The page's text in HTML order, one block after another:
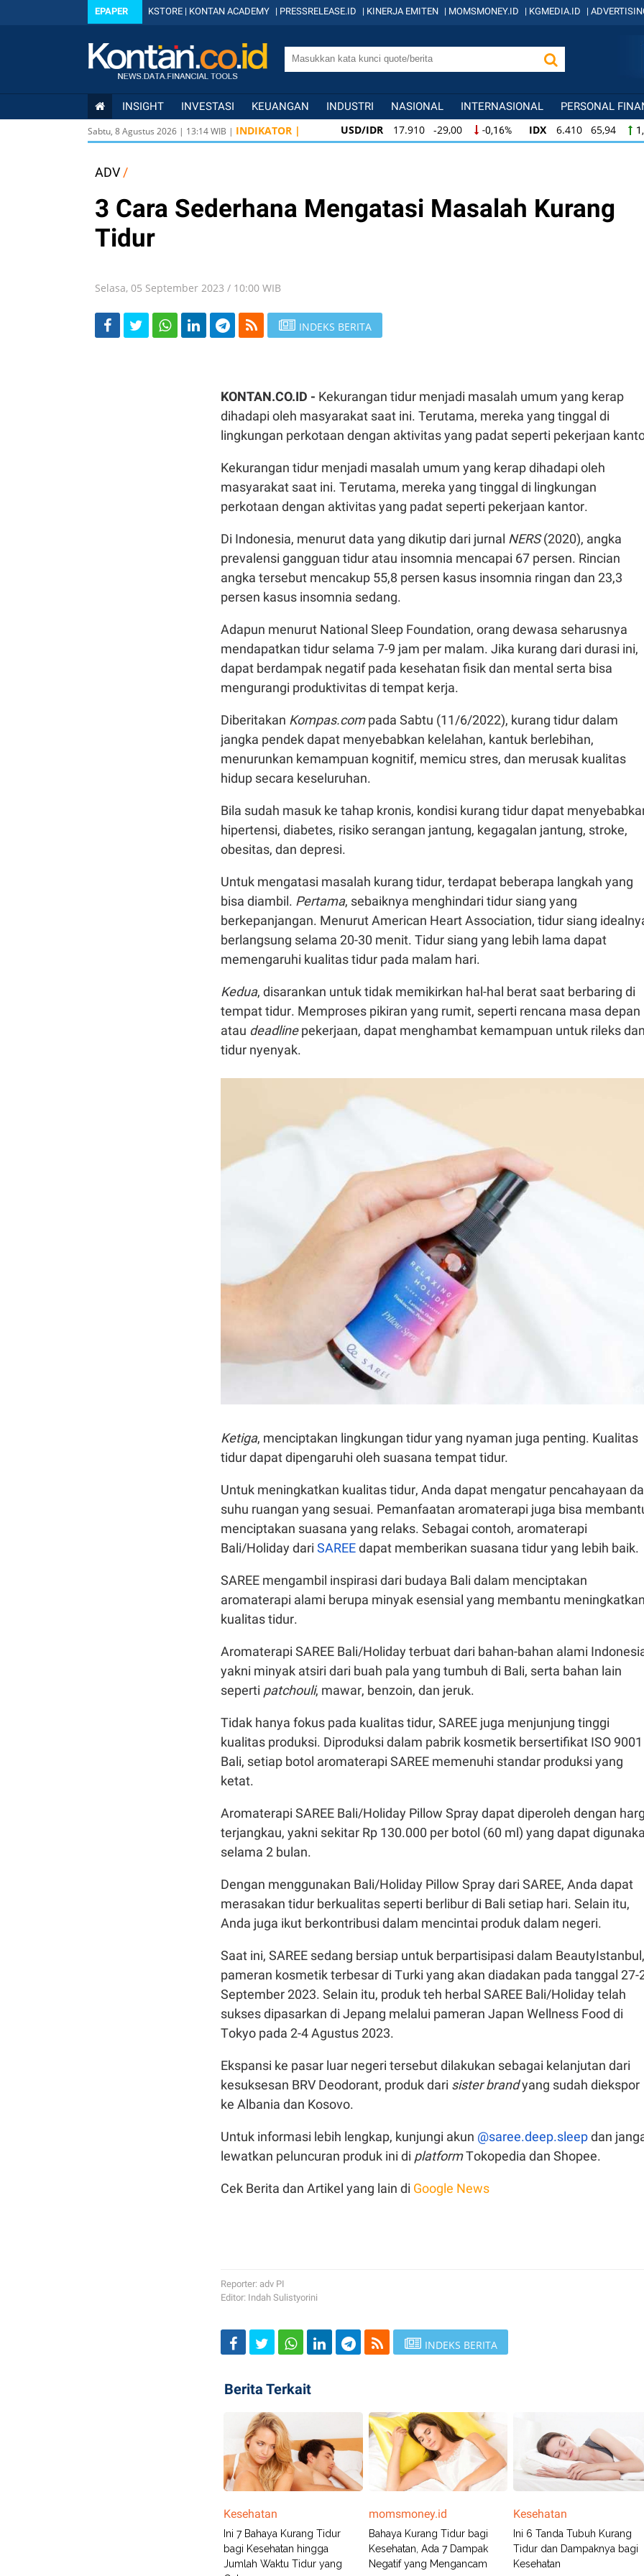
EPAPER KSTORE | KONTAN ACADEMY | PRESSRELEASE.ID | KINERJA EMITEN | MOMSMONEY.ID | KGMEDIA.ID |
INSIGHT INVESTASI KEUANGAN INDUSTRI NASIONAL INTERNASIONAL PERSONAL
Sabtu, 8 Agustus 2026 | 13:14WIB | INDIKATOR | USD/IDR 17.910 -29,00 -0,16% IDX 6.410 65,94
USD/IDR
17.910 -29,00 -0,16% IDX 6.410 65,94
ADV /
3 Cara Sederhana Mengatasi Masalah Kurang
Tidur
Selasa, 05 September 2023 / 10:00 WIB
INDEKS BERITA
KONTAN.CO.ID - Kekurangan tidur menjadi masalah umum yang kerap
dihadapi oleh masyarakat saat ini. Terutama, mereka yang tinggal di
lingkungan perkotaan dengan aktivitas yang padat seperti pekerjaan
Kekurangan tidur menjadi masalah umum yang kerap dihadapi oleh
masyarakat saat ini. Terutama, mereka yang tinggal di lingkungan
perkotaan dengan aktivitas yang padat seperti pekerjaan kantor.
Di Indonesia, menurut data yang dikutip dari jurnal NERS(2020), angka
prevalensi gangguan tidur atau insomnia mencapai 67 persen. Rincian
angka tersebut mencakup 55,8 persen kasus insomnia ringan dan 23,3
persen kasus insomnia sedang.
Adapun menurut National Sleep Foundation, orang dewasa seharusnya
mendapatkan tidur selama 7-9 jam per malam. Jika kurang dari durasi ini,
dapat berdampak negatif pada kesehatan fisik dan mental serta bisa
mengurangi produktivitas di tempat kerja.
Diberitakan Kompas.compada Sabtu (11/6/2022), kurang tidur dalam
jangka pendek dapat menyebabkan kelelahan, kantuk berlebihan,
menurunkan kemampuan kognitif, memicu stres, dan merusak kualitas
hidup secara keseluruhan.
Bila sudah masuk ke tahap kronis, kondisi kurang tidur dapat
hipertensi, diabetes, risiko serangan jantung, kegagalan jantung, stroke,
obesitas, dan depresi.
Untuk mengatasi masalah kurang tidur, terdapat beberapa langkah yang
bisa diambil. Pertama, sebaiknya menghindari tidur siang yang
berkepanjangan. Menurut American Heart Association, tidur siang
berlangsung selama 20-30 menit. Tidur siang yang lebih lama dapat
memengaruhi kualitas tidur pada malam hari.
Kedua, disarankan untuk tidak memikirkan hal-hal berat saat berbaring di
tempat tidur. Memproses pikiran yang rumit, seperti rencana masa depan
atau deadlinepekerjaan, dapat menghambat kemampuan untuk rileks dan
tidur nyenyak.
Ketiga, menciptakan lingkungan tidur yang nyaman juga penting. Kualitas
tidur dapat dipengaruhi oleh suasana tempat tidur.
Untuk meningkatkan kualitas tidur, Anda dapat mengatur pencahayaan
suhu ruangan yang sesuai. Pemanfaatan aromaterapi juga bisa
menciptakan suasana yang relaks. Sebagai contoh, aromaterapi
Bali/Holiday dari SAREEdapat memberikan suasana tidur yang lebih baik.
SAREE mengambil inspirasi dari budaya Bali dalam menciptakan
aromaterapi alami berupa minyak esensial yang membantu meningkatkan
kualitas tidur.
Aromaterapi SAREE Bali/Holiday terbuat dari bahan-bahan alami
yakni minyak atsiri dari buah pala yang tumbuh di Bali, serta bahan lain
seperti patchouli, mawar, benzoin, dan jeruk.
Tidak hanya fokus pada kualitas tidur, SAREE juga menjunjung tinggi
kualitas produksi. Diproduksi dalam pabrik kosmetik bersertifikat ISO 9001
Bali, setiap botol aromaterapi SAREE memenuhi standar produksi yang
ketat.
Aromaterapi SAREE Bali/Holiday Pillow Spray dapat diperoleh dengan
terjangkau, yakni sekitar Rp 130.000 per botol (60 ml) yang dapat
selama 2 bulan.
Dengan menggunakan Bali/Holiday Pillow Spray dari SAREE, Anda dapat
merasakan tidur berkualitas seperti berlibur di Bali setiap hari. Selain itu,
Anda juga ikut berkontribusi dalam mencintai produk dalam negeri.
Saat ini, SAREE sedang bersiap untuk berpartisipasi dalam BeautyIstanbul,
pameran kosmetik terbesar di Turki yang akan diadakan pada tanggal 27-
September 2023. Selain itu, produk teh herbal SAREE Bali/Holiday telah
sukses dipasarkan di Jepang melalui pameran Japan Wellness Food di
Tokyo pada 2-4 Agustus 2023.
Ekspansi ke pasar luar negeri tersebut dilakukan sebagai kelanjutan dari
kesuksesan BRV Deodorant, produk dari sister brandyang sudah diekspor
ke Albania dan Kosovo.
Untuk informasi lebih lengkap, kunjungi akun @saree.deep.sleepdan
lewatkan peluncuran produk ini di platformTokopedia dan Shopee.
Cek Berita dan Artikel yang lain di Google News
Reporter: adv PI
Editor: Indah Sulistyorini
INDEKS BERITA
Berita Terkait
Kesehatan
Ini 7 Bahaya Kurang Tidur
bagi Kesehatan hingga
Jumlah Waktu Tidur yang
momsmoney.id
Bahaya Kurang Tidur bagi
Kesehatan, Ada 7 Dampak
Negatif yang Mengancam
Kesehatan
Ini 6 Tanda Tubuh Kurang
Tidur dan Dampaknya bagi
Kesehatan